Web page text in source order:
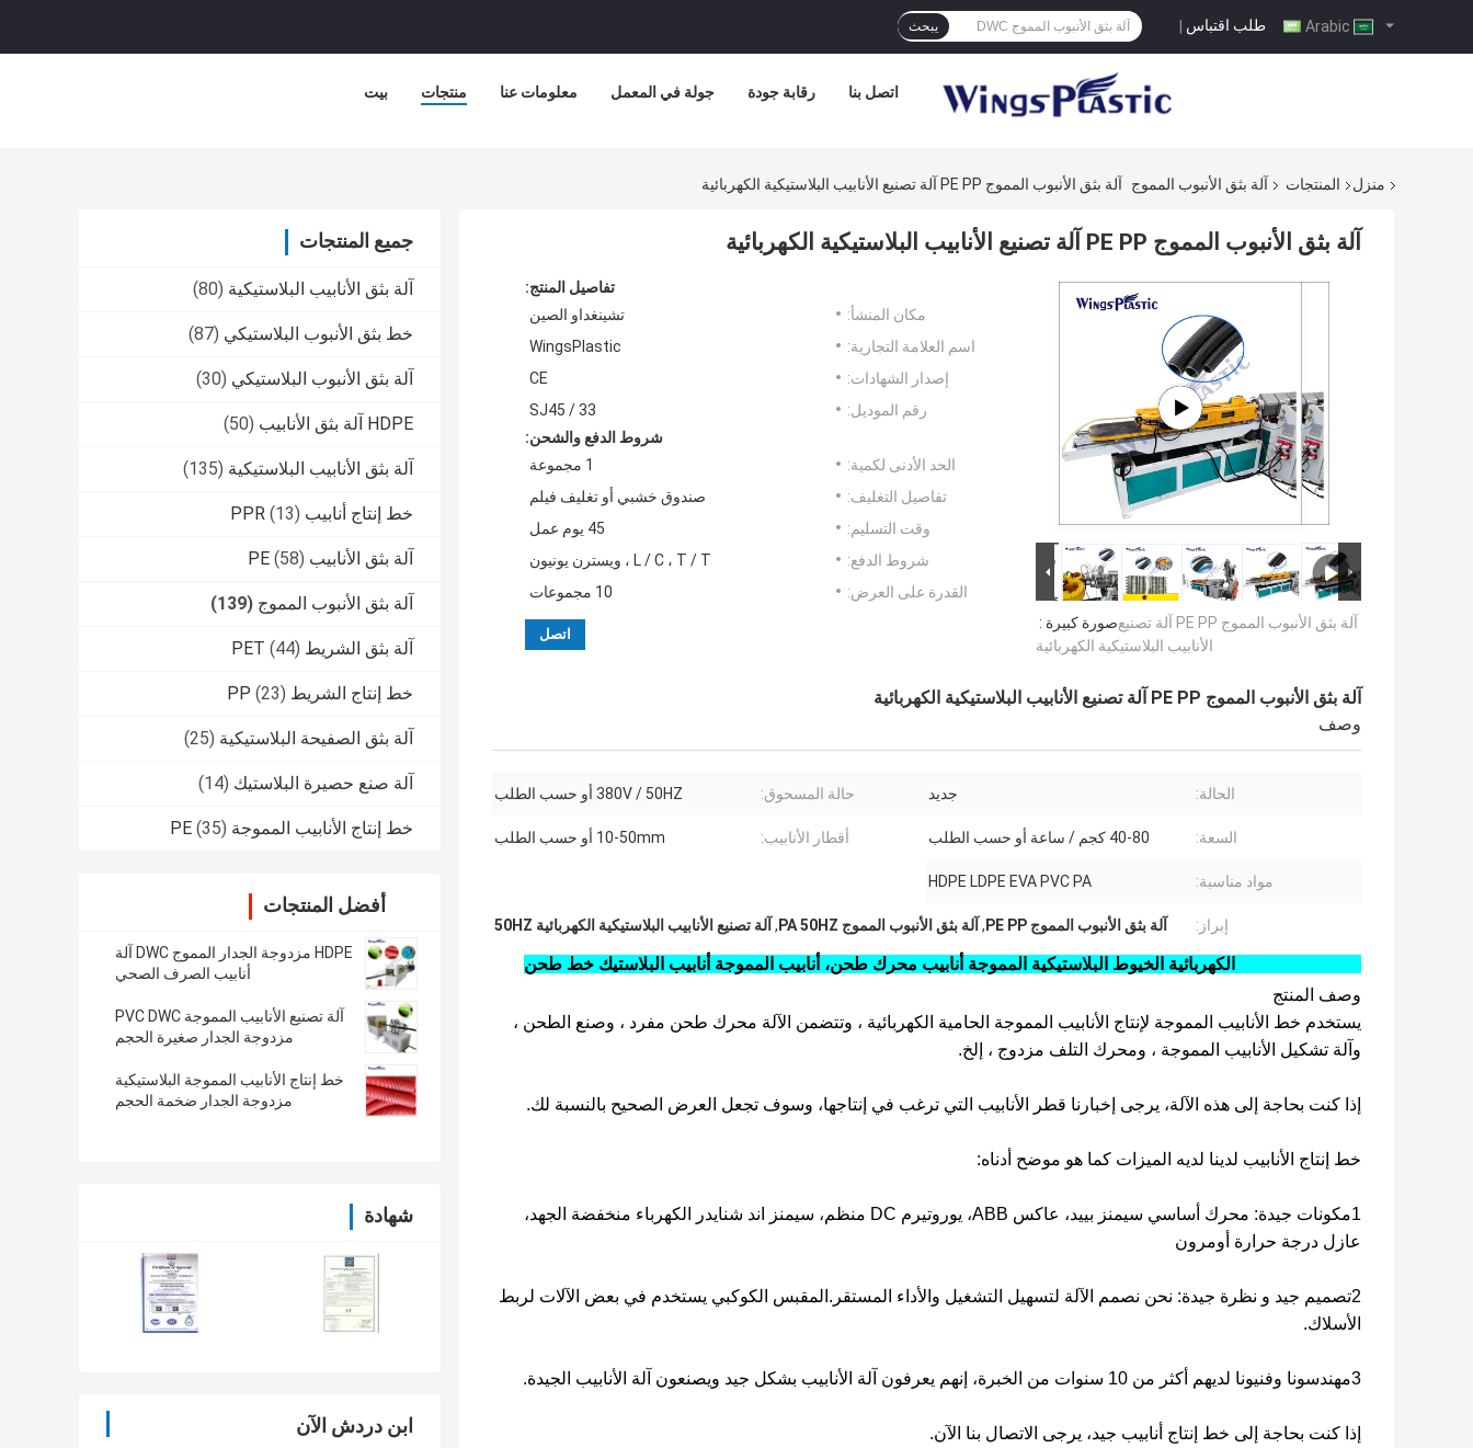
طلب اقتباس | يبحث
بيت منتجات معلومات عنا جولة في المعمل رقابة جودة اتصل بنا
منزل المنتجات آلة بثق الأنبوب المموج آلة بثق الأنبوب المموج PE PP آلة تصنيع الأنابيب البلاستيكية الكهربائية
جميع المنتجات
آلة بثق الأنابيب البلاستيكية (80)
خط بثق الأنبوب البلاستيكي (87)
آلة بثق الأنبوب البلاستيكي (30)
HDPE آلة بثق الأنابيب (50)
آلة بثق الأنابيب البلاستيكية (135)
خط إنتاج أنابيب PPR (13)
آلة بثق الأنابيب PE (58)
آلة بثق الأنبوب المموج (139)
آلة بثق الشريط PET (44)
خط إنتاج الشريط PP (23)
آلة بثق الصفيحة البلاستيكية (25)
آلة صنع حصيرة البلاستيك (14)
خط إنتاج الأنابيب المموجة PE (35)
أفضل المنتجات
HDPE مزدوجة الجدار المموج DWC آلة
أنابيب الصرف الصحي
آلة تصنيع الأنابيب المموجة PVC DWC
مزدوجة الجدار صغيرة الحجم
خط إنتاج الأنابيب المموجة البلاستيكية
مزدوجة الجدار ضخمة الحجم
شهادة
ابن دردش الآن
آلة بثق الأنبوب المموج PE PP آلة تصنيع الأنابيب البلاستيكية الكهربائية
صورة كبيرة :آلة بثق الأنبوب المموج PE PP آلة تصنيع
الأنابيب البلاستيكية الكهربائية
تفاصيل المنتج:
مكان المنشأ:
تشينغداو الصين
اسم العلامة التجارية:
WingsPlastic
إصدار الشهادات:
CE
رقم الموديل:
SJ45 / 33
شروط الدفع والشحن:
الحد الأدنى لكمية:
1 مجموعة
تفاصيل التغليف:
صندوق خشبي أو تغليف فيلم
وقت التسليم:
45 يوم عمل
شروط الدفع:
L / C ، T / T ، ويسترن يونيون
القدرة على العرض:
10 مجموعات
اتصل
آلة بثق الأنبوب المموج PE PP آلة تصنيع الأنابيب البلاستيكية الكهربائية
وصف
الحالة: جديد حالة المسحوق: 380V / 50HZ أو حسب الطلب
السعة: 40-80 كجم / ساعة أو حسب الطلب أقطار الأنابيب: 10-50mm أو حسب الطلب
مواد مناسبة: HDPE LDPE EVA PVC PA
إبراز: آلة بثق الأنبوب المموج PE PP , آلة بثق الأنبوب المموج PA 50HZ , آلة تصنيع الأنابيب البلاستيكية الكهربائية 50HZ
وصف المنتج
يستخدم خط الأنابيب المموجة لإنتاج الأنابيب المموجة الحامية الكهربائية ، وتتضمن الآلة محرك طحن مفرد ، وصنع الطحن ،
وآلة تشكيل الأنابيب المموجة ، ومحرك التلف مزدوج ، إلخ.
إذا كنت بحاجة إلى هذه الآلة، يرجى إخبارنا قطر الأنابيب التي ترغب في إنتاجها، وسوف تجعل العرض الصحيح بالنسبة لك.
خط إنتاج الأنابيب لدينا لديه الميزات كما هو موضح أدناه:
1مكونات جيدة: محرك أساسي سيمنز بييد، عاكس ABB، يوروتيرم DC منظم، سيمنز اند شنايدر الكهرباء منخفضة الجهد،
عازل درجة حرارة أومرون
2تصميم جيد و نظرة جيدة: نحن نصمم الآلة لتسهيل التشغيل والأداء المستقر.المقبس الكوكبي يستخدم في بعض الآلات لربط
الأسلاك.
3مهندسونا وفنيونا لديهم أكثر من 10 سنوات من الخبرة، إنهم يعرفون آلة الأنابيب بشكل جيد ويصنعون آلة الأنابيب الجيدة.
إذا كنت بحاجة إلى خط إنتاج أنابيب جيد، يرجى الاتصال بنا الآن.